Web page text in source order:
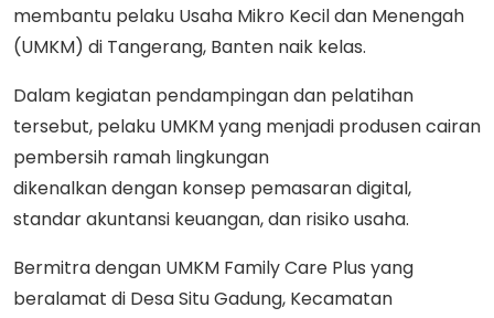
membantu pelaku Usaha Mikro Kecil dan Menengah
(UMKM) di Tangerang, Banten naik kelas.
Dalam kegiatan pendampingan dan pelatihan
tersebut, pelaku UMKM yang menjadi produsen cairan
pembersih ramah lingkungan
dikenalkan dengan konsep pemasaran digital,
standar akuntansi keuangan, dan risiko usaha.
Bermitra dengan UMKM Family Care Plus yang
beralamat di Desa Situ Gadung, Kecamatan